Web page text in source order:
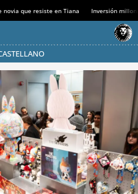
novia que resiste en Tiana Inversión
AHORRO